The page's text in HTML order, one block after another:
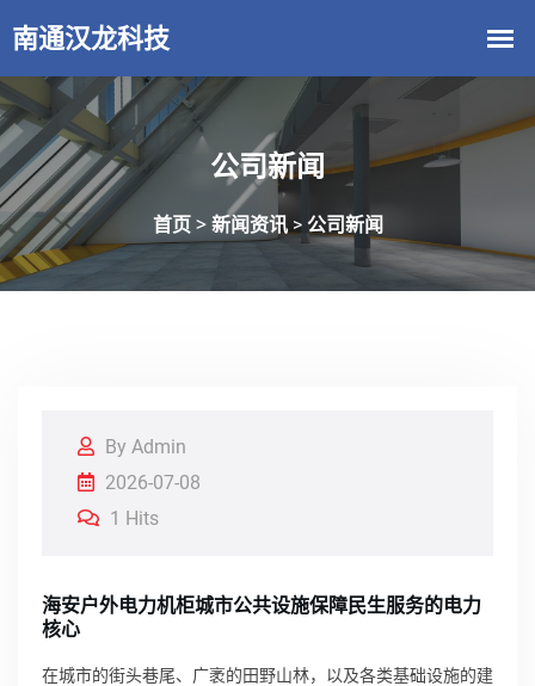
公司新闻
首页 > 新闻资讯> 公司新闻
By Admin
2026-07-08
1 Hits
海安户外电力机柜城市公共设施保障民生服务的电力
核心
在城市的街头巷尾、广袤的田野山林，以及各类基础设施的建